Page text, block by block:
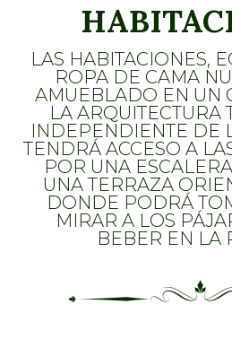
LAS HABITACIONES,
ROPA DE CAMA
AMUEBLADO EN UN
LA ARQUITECTURA
INDEPENDIENTE DE
TENDRÁ ACCESO A
POR UNA
UNA TERRAZA
DONDE PODRÁ
MIRAR A LOS
BEBER EN LA